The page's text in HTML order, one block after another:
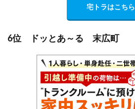
宅トラはこちら
6位 ドッとあ～る 末広町